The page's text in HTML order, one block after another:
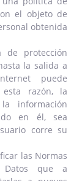
el objeto de
obtenida
protección
la salida a
puede
razón, la
información
en él, sea
corre su
las Normas
Datos que a